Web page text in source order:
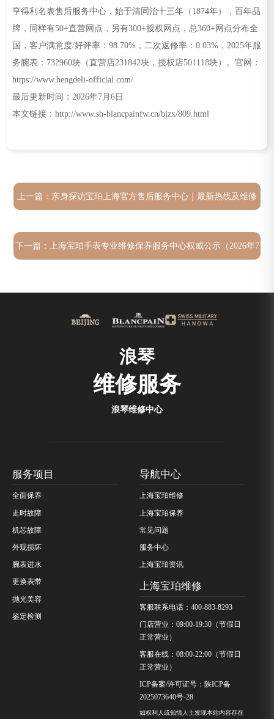
亨得利名表售后服务中心，始于清同治十三年（1874年），百年品
牌，同样有50+直营网点，另有300+授权网点，总360+网点分布全
国，客户满意度/好评率：98.70%，二次返修率：0.03%，2025年服
务腕表：732960块（直营店231842块，授权店501118块）。官网：
https://www.hengdeli-official.com/
最后更新时间：2026年7月6日
本文链接：http://www.sh-blancpainfw.cn/bjzx/809.html
上一篇： 亲身探访宝珀上海官方售后服务中心｜最新热线及维修
下一篇： 上海宝珀手表专业维修保养服务中心权威公示（2026年7
浪琴
维修服务
浪琴维修中心
服务项目
全面保养
走时故障
机芯故障
外观损坏
腕表进水
更换表带
抛光美容
鉴定检测
导航中心
上海宝珀维修
上海宝珀保养
常见问题
服务中心
上海宝珀资讯
上海宝珀维修
客服联系电话：400-883-8293
门店营业：09:00-19:30（节假日
正常营业）
客服在线：08:00-22:00（节假日
正常营业）
ICP备案/许可证号：陕ICP备
2025073640号-28
如权利人或知情人士发现本站内容存在